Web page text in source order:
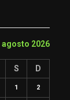
agosto 2026
S D
1 2